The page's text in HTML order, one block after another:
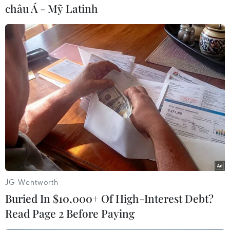
#Hạ viện #An ninh lương thực
#Hạn hán
#Suy dinh dưỡng
Ấn Độ
Theo dõi VietnamPlus
TIN CÙNG CHUYÊN MỤC
châu Á - Mỹ Latinh
JG Wentworth
Buried In $10,000+ Of High-Interest Debt?
Read Page 2 Before Paying